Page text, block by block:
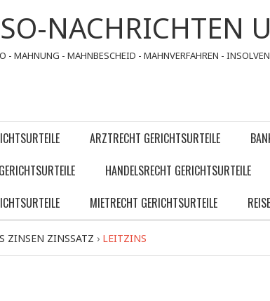
NACHRICHTEN
- MAHNUNG - MAHNBESCHEID - MAHNVERFAHREN -
ARZTRECHT GERICHTSURTEILE
HANDELSRECHT GERICHTSURTEILE
MIETRECHT GERICHTSURTEILE
ZINSEN ZINSSATZ › LEITZINS